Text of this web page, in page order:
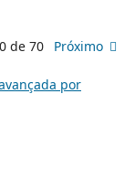
de 70 Próximo
por